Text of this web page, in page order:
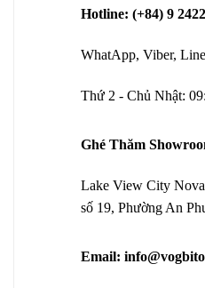
Hotline: (+84) 9
WhatApp, Viber,
Thứ 2 - Chủ Nhật:
Ghé Thăm
Lake View City
số 19, Phường An
Email: